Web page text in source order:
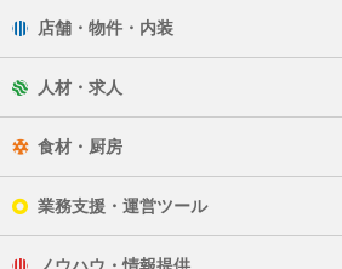
店舗・物件・内装
人材・求人
食材・厨房
業務支援・運営ツール